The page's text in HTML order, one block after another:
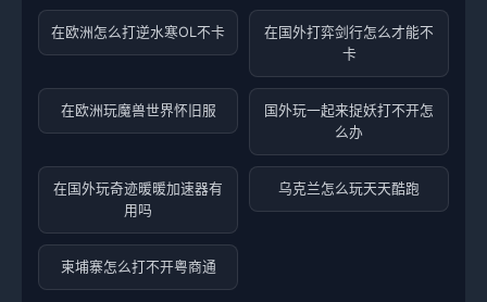
在欧洲怎么打逆水寒OL不卡
在国外打弈剑行怎么才能不
卡
在欧洲玩魔兽世界怀旧服
国外玩一起来捉妖打不开怎
么办
在国外玩奇迹暖暖加速器有
用吗
乌克兰怎么玩天天酷跑
柬埔寨怎么打不开粤商通